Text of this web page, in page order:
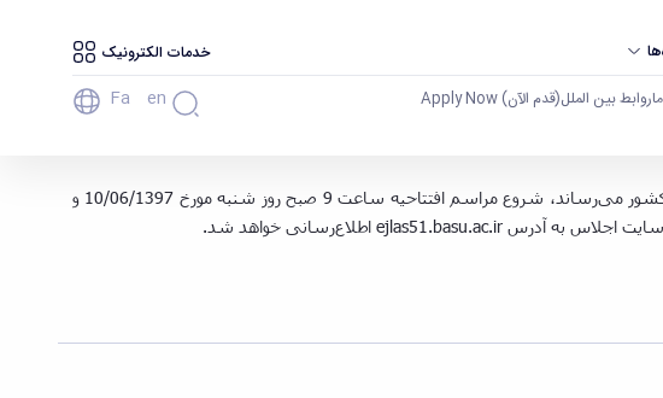
خدمات الکترونیک
روابط بین الملل(قدم الآن) Apply Now Fa En
معاونان آموزشـی و تحصـیلات تکمـیلی دانشگاه‌های کشور -
به استحضار شرکت کنندگان محترم در پنجـاه و يكميـن اجـلاس سراسـري معاونان آموزشـي و تحصـيلات تكمـيلي دانشگاه‌هاي كشور می‌رساند، شروع مراسم افتتاحيه ساعت 9 صبح روز شنبه مورخ 10/06/1397 و
ejlas51.basu.ac.ir اطلاع‌رسانی خواهد شد.